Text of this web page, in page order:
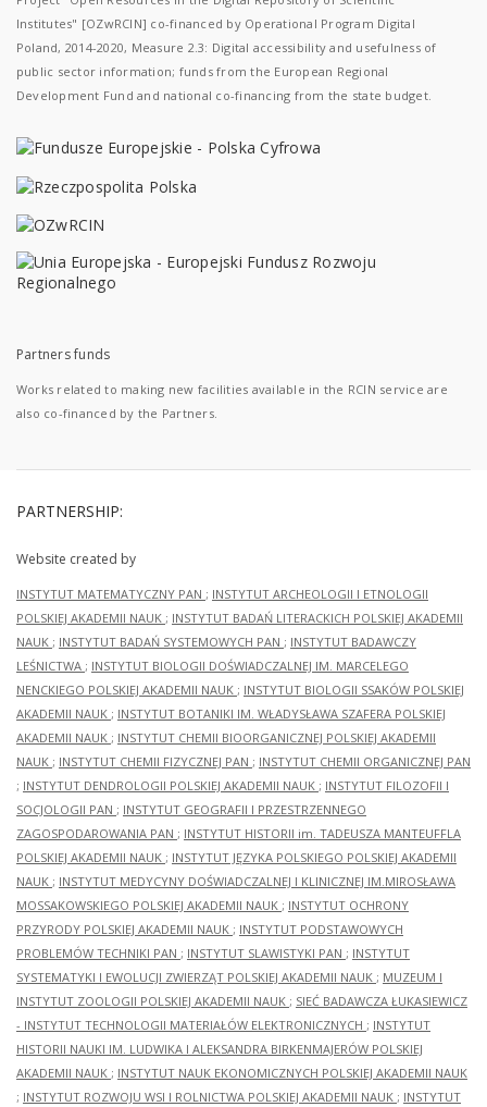
Institutes" [OZwRCIN] co-financed by Operational Program Digital
Poland, 2014-2020, Measure 2.3: Digital accessibility and usefulness of
public sector information; funds from the European Regional
Development Fund and national co-financing from the state budget.
Partners funds
Works related to making new facilities available in the RCIN service are
also co-financed by the Partners.
PARTNERSHIP:
Website created by
INSTYTUT MATEMATYCZNY PAN ; INSTYTUT ARCHEOLOGII I ETNOLOGII
POLSKIEJ AKADEMII NAUK ; INSTYTUT BADAŃ LITERACKICH POLSKIEJ AKADEMII
NAUK ; INSTYTUT BADAŃ SYSTEMOWYCH PAN ; INSTYTUT BADAWCZY
LEŚNICTWA ; INSTYTUT BIOLOGII DOŚWIADCZALNEJ IM. MARCELEGO
NENCKIEGO POLSKIEJ AKADEMII NAUK ; INSTYTUT BIOLOGII SSAKÓW POLSKIEJ
AKADEMII NAUK ; INSTYTUT BOTANIKI IM. WŁADYSŁAWA SZAFERA POLSKIEJ
AKADEMII NAUK ; INSTYTUT CHEMII BIOORGANICZNEJ POLSKIEJ AKADEMII
NAUK ; INSTYTUT CHEMII FIZYCZNEJ PAN ; INSTYTUT CHEMII ORGANICZNEJ PAN
; INSTYTUT DENDROLOGII POLSKIEJ AKADEMII NAUK ; INSTYTUT FILOZOFII I
SOCJOLOGII PAN ; INSTYTUT GEOGRAFII I PRZESTRZENNEGO
ZAGOSPODAROWANIA PAN ; INSTYTUT HISTORII im. TADEUSZA MANTEUFFLA
POLSKIEJ AKADEMII NAUK ; INSTYTUT JĘZYKA POLSKIEGO POLSKIEJ AKADEMII
NAUK ; INSTYTUT MEDYCYNY DOŚWIADCZALNEJ I KLINICZNEJ IM.MIROSŁAWA
MOSSAKOWSKIEGO POLSKIEJ AKADEMII NAUK ; INSTYTUT OCHRONY
PRZYRODY POLSKIEJ AKADEMII NAUK ; INSTYTUT PODSTAWOWYCH
PROBLEMÓW TECHNIKI PAN ; INSTYTUT SLAWISTYKI PAN ; INSTYTUT
SYSTEMATYKI I EWOLUCJI ZWIERZĄT POLSKIEJ AKADEMII NAUK ; MUZEUM I
INSTYTUT ZOOLOGII POLSKIEJ AKADEMII NAUK ; SIEĆ BADAWCZA ŁUKASIEWICZ
- INSTYTUT TECHNOLOGII MATERIAŁÓW ELEKTRONICZNYCH ; INSTYTUT
HISTORII NAUKI IM. LUDWIKA I ALEKSANDRA BIRKENMAJERÓW POLSKIEJ
AKADEMII NAUK ; INSTYTUT NAUK EKONOMICZNYCH POLSKIEJ AKADEMII NAUK
; INSTYTUT ROZWOJU WSI I ROLNICTWA POLSKIEJ AKADEMII NAUK ; INSTYTUT